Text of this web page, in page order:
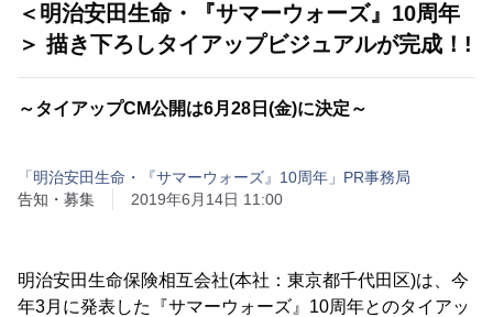
＜明治安田生命・『サマーウォーズ』10周年
＞ 描き下ろしタイアップビジュアルが完成！!
～タイアップCM公開は6月28日(金)に決定～
「明治安田生命・『サマーウォーズ』10周年」PR事務局
告知・募集
2019年6月14日 11:00
明治安田生命保険相互会社(本社：東京都千代田区)は、今
年3月に発表した『サマーウォーズ』10周年とのタイアッ